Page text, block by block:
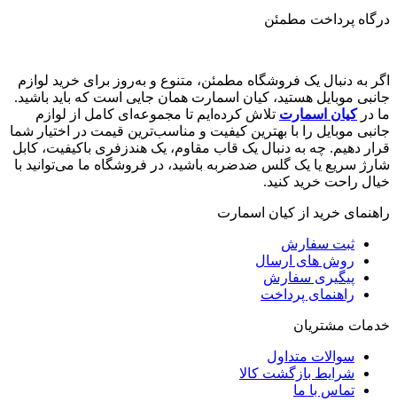
درگاه پرداخت مطمئن
اگر به دنبال یک فروشگاه مطمئن، متنوع و به‌روز برای خرید لوازم
جانبی موبایل هستید، کیان اسمارت همان جایی است که باید باشید.
ما درکیان اسمارت تلاش کرده‌ایم تا مجموعه‌ای کامل از لوازم
جانبی موبایل را با بهترین کیفیت و مناسب‌ترین قیمت در اختیار شما
قرار دهیم. چه به دنبال یک قاب مقاوم، یک هندزفری باکیفیت، کابل
شارژ سریع یا یک گلس ضدضربه باشید، در فروشگاه ما می‌توانید با
خیال راحت خرید کنید.
راهنمای خرید از کیان اسمارت
ثبت سفارش
روش‌ های ارسال
پیگیری سفارش
راهنمای پرداخت
خدمات مشتریان
سوالات متداول
شرایط بازگشت کالا
تماس با ما